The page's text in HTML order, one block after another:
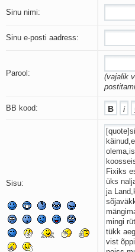
Ih-ih-hii ja ah-ah-
Päikeselapsed
Laul võimalusest
Nii vaikseks kõik
Mis saab sellest
Avanemine
Põhi, lõuna, ida,
Elupõline kaja
Perekondlik
Kassimäng
Läänemere lained
Üle müüri
Valgusemaastikud
Kaks pihtimust
Sinu nimi:
Sinu e-posti aadress:
Parool:
(vajalik
BB kood:
Sisu: